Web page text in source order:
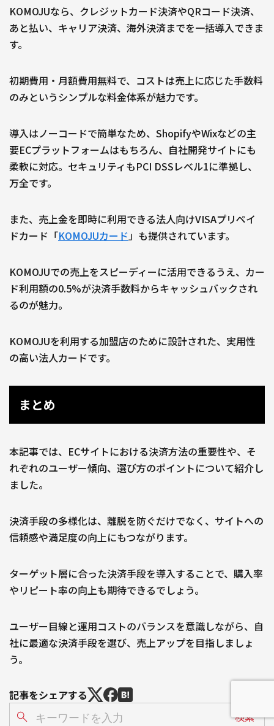
KOMOJUなら、クレジットカード決済やQRコード決済、
あと払い、キャリア決済、海外決済までを一括導入できま
す。
初期費用・月額費用無料で、コストは売上に応じた手数料
のみというシンプルな料金体系が魅力です。
導入はノーコードで簡単なため、ShopifyやWixなどの主
要ECプラットフォームはもちろん、自社開発サイトにも
柔軟に対応。セキュリティもPCI DSSレベル1に準拠し、
万全です。
また、売上金を即時に利用できる法人向けVISAプリペイ
ドカード「KOMOJUカード 」も提供されています。
KOMOJUでの売上をスピーディーに活用できるうえ、カー
ド利用額の0.5%が決済手数料からキャッシュバックされ
るのが魅力。
KOMOJUを利用する加盟店のために設計された、実用性
の高い法人カードです。
まとめ
本記事では、ECサイトにおける決済方法の重要性や、そ
れぞれのユーザー傾向、選び方のポイントについて紹介し
ました。
決済手段の多様化は、離脱を防ぐだけでなく、サイトへの
信頼感や満足度の向上にもつながります。
ターゲット層に合った決済手段を導入することで、購入率
やリピート率の向上も期待できるでしょう。
ユーザー目線と運用コストのバランスを意識しながら、自
社に最適な決済手段を選び、売上アップを目指しましょ
う。
記事をシェアする
検索